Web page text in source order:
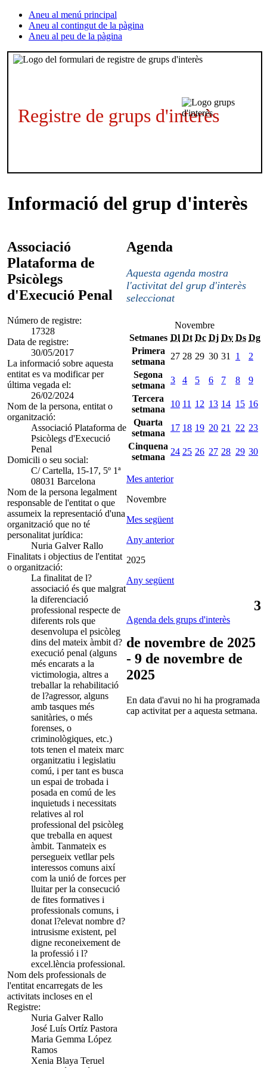
Aneu al menú principal
Aneu al contingut de la pàgina
Aneu al peu de la pàgina
Registre de grups d'interès
Informació del grup d'interès
Associació
Plataforma de
Psicòlegs
d'Execució Penal
Número de registre:
17328
Data de registre:
30/05/2017
La informació sobre aquesta
entitat es va modificar per
última vegada el:
26/02/2024
Nom de la persona, entitat o
organització:
Associació Plataforma de
Psicòlegs d'Execució
Penal
Domicili o seu social:
C/ Cartella, 15-17, 5º 1ª
08031 Barcelona
Nom de la persona legalment
responsable de l'entitat o que
assumeix la representació d'una
organització que no té
personalitat jurídica:
Nuria Galver Rallo
Finalitats i objectius de l'entitat
o organització:
La finalitat de l?
associació és que malgrat
la diferenciació
professional respecte de
diferents rols que
desenvolupa el psicòleg
dins del mateix àmbit d?
execució penal (alguns
més encarats a la
victimologia, altres a
treballar la rehabilitació
de l?agressor, alguns
amb tasques més
sanitàries, o més
forenses, o
criminològiques, etc.)
tots tenen el mateix marc
organitzatiu i legislatiu
comú, i per tant es busca
un espai de trobada i
posada en comú de les
inquietuds i necessitats
relatives al rol
professional del psicòleg
que treballa en aquest
àmbit. Tanmateix es
persegueix vetllar pels
interessos comuns així
com la unió de forces per
lluitar per la consecució
de fites formatives i
professionals comuns, i
donat l?elevat nombre d?
intrusisme existent, pel
digne reconeixement de
la professió i l?
excel.lència professional.
Nom dels professionals de
l'entitat encarregats de les
activitats incloses en el
Registre:
Nuria Galver Rallo
José Luís Ortíz Pastora
Maria Gemma López
Ramos
Xenia Blaya Teruel
Agenda
Aquesta agenda mostra
l'activitat del grup d'interès
seleccionat
Novembre
Setmanes Dl Dt Dc Dj Dv Ds Dg
Primera
setmana
27 28 29 30 31 1
2
Segona
setmana
3 4 5 6 7 8
9
Tercera
setmana
10 11 12 13 14 15 16
Quarta
setmana
17 18 19 20 21 22 23
Cinquena
setmana
24 25 26 27 28 29 30
Mes anterior
Novembre
Mes següent
Any anterior
2025
Any següent
Agenda dels grups d'interès
3
de novembre de 2025
- 9 de novembre de
2025
En data d'avui no hi ha programada
cap activitat per a aquesta setmana.